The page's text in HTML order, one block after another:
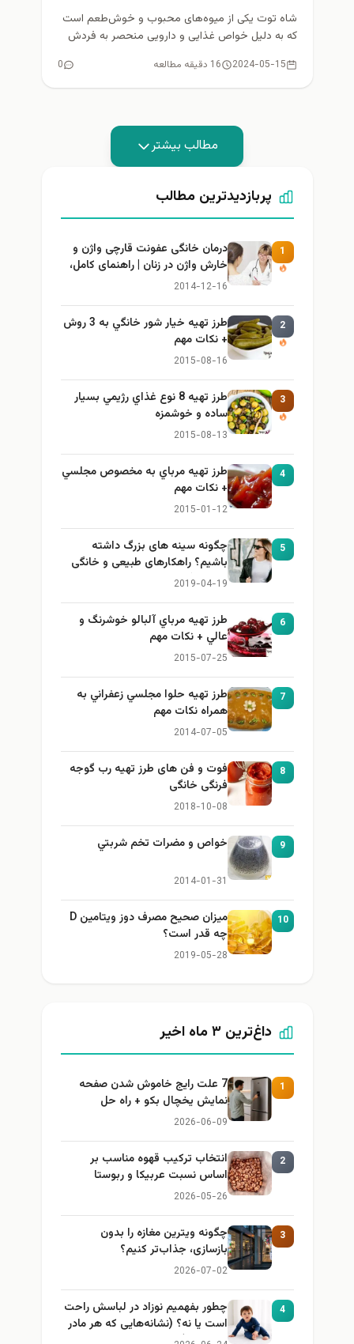
شاه توت یکی از میوه‌های محبوب و خوش‌طعم است
که به دلیل خواص غذایی و دارویی منحصر به فردش
2024-05-15 16 دقیقه مطالعه 0
مطالب بیشتر
پربازدیدترین مطالب
1
درمان خانگی عفونت قارچی واژن و
خارش واژن در زنان | راهنمای کامل،
ایمن و کاربردی
2014-12-16
2
طرز تهيه خیار شور خانگي به 3 روش
+ نكات مهم
2015-08-16
3
طرز تهيه 8 نوع غذاي رژيمي بسيار
ساده و خوشمزه
2015-08-13
4
طرز تهيه مرباي به مخصوص مجلسي
+ نكات مهم
2015-01-12
5
چگونه سینه های بزرگ داشته
باشیم؟ راهکارهای طبیعی و خانگی
برای بزرگ کردن سینه
2019-04-19
6
طرز تهيه مرباي آلبالو خوشرنگ و
عالي + نكات مهم
2015-07-25
7
طرز تهيه حلوا مجلسي زعفراني به
همراه نكات مهم
2014-07-05
8
فوت و فن های طرز تهیه رب گوجه
فرنگی خانگی
2018-10-08
9 خواص و مضرات تخم شربتي
2014-01-31
10
میزان صحیح مصرف دوز ویتامین D
چه قدر است؟
2019-05-28
داغ‌ترین ۳ ماه اخیر
1
7 علت رایج خاموش شدن صفحه
نمایش یخچال بکو + راه حل
2026-06-09
2
انتخاب ترکیب قهوه مناسب بر
اساس نسبت عربیکا و ربوستا
2026-05-26
3
چگونه ویترین مغازه را بدون
بازسازی، جذاب‌تر کنیم؟
2026-07-02
4
چطور بفهمیم نوزاد در لباسش راحت
است یا نه؟ (نشانه‌هایی که هر مادر